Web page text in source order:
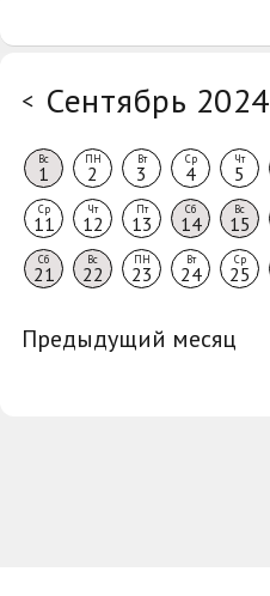
< Сентябрь 2024
Вс
1
ПН
2
Вт
3
Ср
4
Чт
5
Ср
11
Чт
12
Пт
13
Сб
14
Вс
15
Сб
21
Вс
22
ПН
23
Вт
24
Ср
25
Предыдущий месяц